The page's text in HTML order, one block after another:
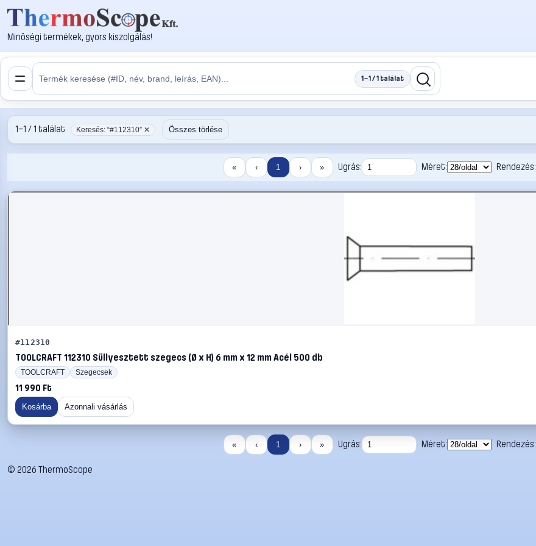
Minőségi termékek, gyors kiszolgálás!
1–1 / 1 találat
1–1 / 1 találat Keresés: “#112310” ✕ Összes törlése
« ‹ 1 › » Ugrás: Méret: Rendezés:
#112310
TOOLCRAFT 112310 Süllyesztett szegecs (Ø x H) 6 mm x 12 mm Acél 500 db
TOOLCRAFT Szegecsek
11 990 Ft
Kosárba Azonnali vásárlás
« ‹ 1 › » Ugrás: Méret: Rendezés:
© 2026 ThermoScope